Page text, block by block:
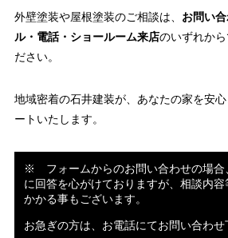
外壁塗装や屋根塗装のご相談は、 お問い
ル・電話・ショールーム来店のいずれか
ださい。
地域密着の石井建装が、あなたの家を安
ートいたします。
※ フォームからのお問い合わせの場合
に回答を心がけておりますが、相談内
かかる事もございます。
お急ぎの方は、お電話にてお問い合わせ